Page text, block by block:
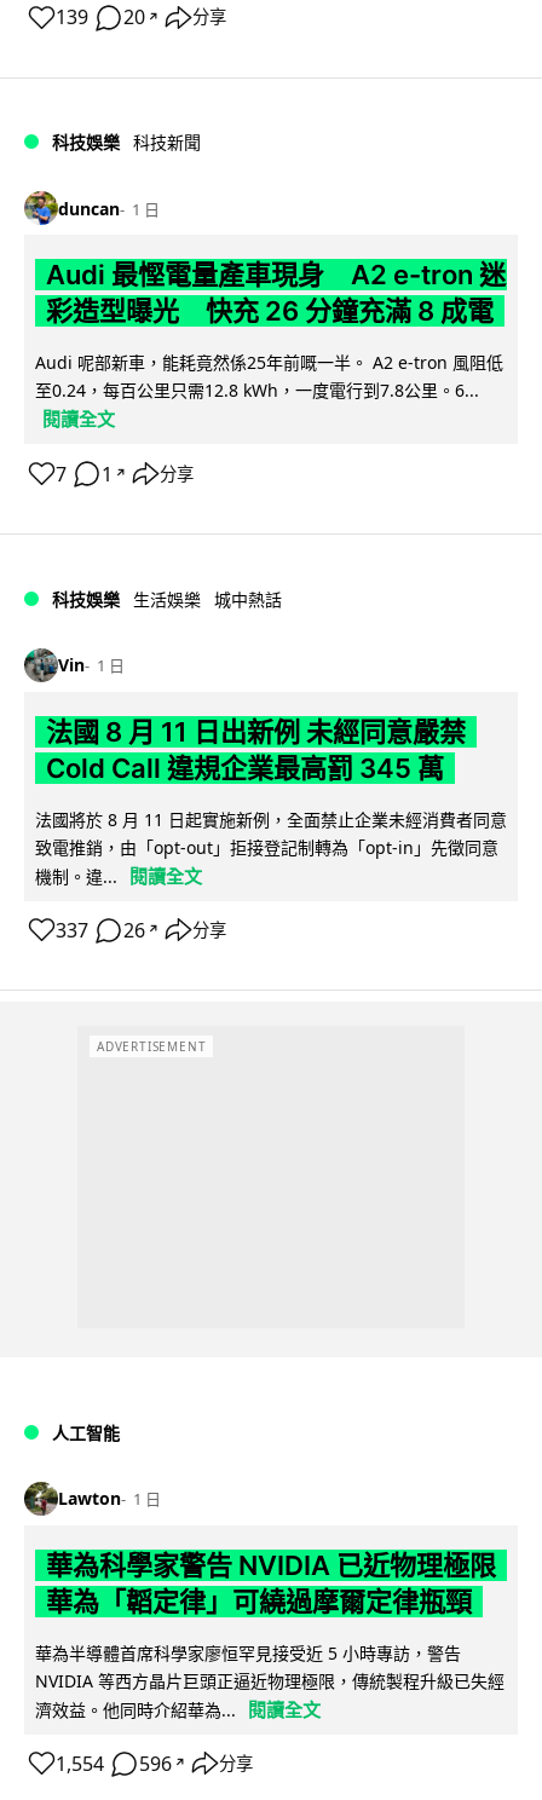
139 20 ↗ 分享
科技娛樂 科技新聞
duncan 1 日
Audi 最慳電量產車現身 A2 e-tron 迷
彩造型曝光 快充 26 分鐘充滿 8 成電
Audi 呢部新車，能耗竟然係25年前嘅一半。 A2 e-tron 風阻低
至0.24，每百公里只需12.8 kWh，一度電行到7.8公里。6...
閱讀全文
7 1 ↗ 分享
科技娛樂 生活娛樂 城中熱話
Vin 1 日
法國 8 月 11 日出新例 未經同意嚴禁
Cold Call 違規企業最高罰 345 萬
法國將於 8 月 11 日起實施新例，全面禁止企業未經消費者同意
致電推銷，由「opt-out」拒接登記制轉為「opt-in」先徵同意
機制。違...
閱讀全文
337 26 ↗ 分享
ADVERTISEMENT
人工智能
Lawton 1 日
華為科學家警告 NVIDIA 已近物理極限
華為「韜定律」可繞過摩爾定律瓶頸
華為半導體首席科學家廖恒罕見接受近 5 小時專訪，警告
NVIDIA 等西方晶片巨頭正逼近物理極限，傳統製程升級已失經
濟效益。他同時介紹華為...
閱讀全文
1,554 596 ↗ 分享